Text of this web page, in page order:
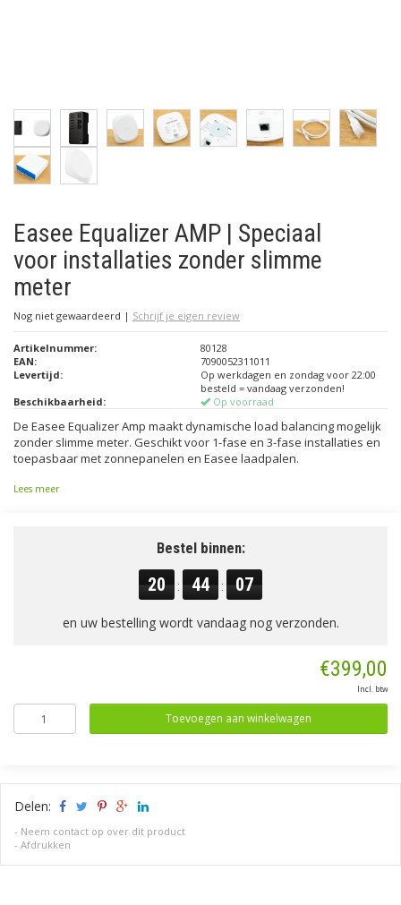
Easee Equalizer AMP | Speciaal
voor installaties zonder slimme
meter
Nog niet gewaardeerd | Schrijf je eigen review
Artikelnummer:
80128
EAN:
7090052311011
Levertijd:
Op werkdagen en zondag voor 22:00
besteld = vandaag verzonden!
Beschikbaarheid:
Op voorraad
De Easee Equalizer Amp maakt dynamische load balancing mogelijk
zonder slimme meter. Geschikt voor 1-fase en 3-fase installaties en
toepasbaar met zonnepanelen en Easee laadpalen.
Lees meer
Bestel binnen:
20 : 44 : 06
en uw bestelling wordt vandaag nog verzonden.
€399,00
Incl. btw
Toevoegen aan winkelwagen
Delen:
- Neem contact op over dit product
- Afdrukken